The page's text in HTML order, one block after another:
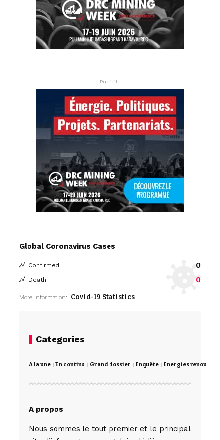
- Publicite -
Global Coronavirus Cases
Confirmed 0
Death 0
More Information: Covid-19 Statistics
Categories
A la une En continu Grand dossier Enquête Energies
A propos
Nous sommes le tout premier et le principal